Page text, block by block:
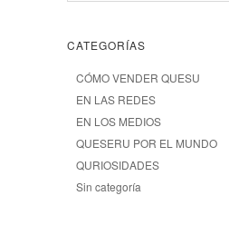
CATEGORÍAS
CÓMO VENDER QUESU
EN LAS REDES
EN LOS MEDIOS
QUESERU POR EL MUNDO
QURIOSIDADES
Sin categoría